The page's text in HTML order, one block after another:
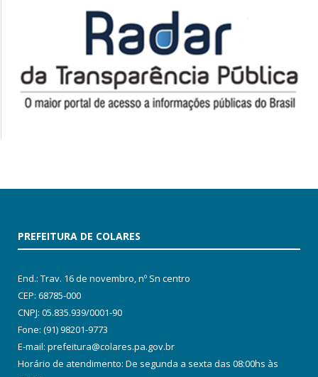
PREFEITURA DE COLARES
End.: Trav. 16 de novembro, nº Sn centro
CEP: 68785-000
CNPJ: 05.835.939/0001-90
Fone: (91) 98201-9773
E-mail: prefeitura@colares.pa.gov.br
Horário de atendimento: De segunda a sexta das 08:00hs às